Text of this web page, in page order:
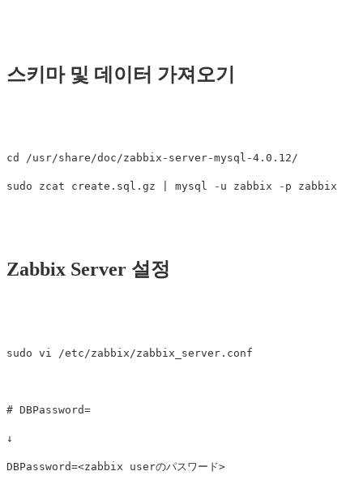
스키마 및 데이터 가져오기
cd /usr/share/doc/zabbix-server-mysql-4.0.12/
Zabbix Server 설정
sudo vi /etc/zabbix/zabbix_server.conf
# DBPassword=
↓